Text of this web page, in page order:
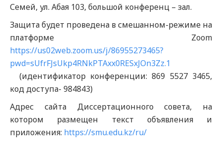
Семей, ул. Абая 103, большой конференц – зал.
Защита будет проведена в смешанном-режиме на
платформе Zoom
https://us02web.zoom.us/j/86955273465?
pwd=sUfrFJsUkp4RNkPTAxx0RESxJOn3Zz.1
(идентификатор конференции: 869 5527 3465,
код доступа- 984843)
Адрес сайта Диссертационного совета, на
котором размещен текст объявления и
приложения: https://smu.edu.kz/ru/